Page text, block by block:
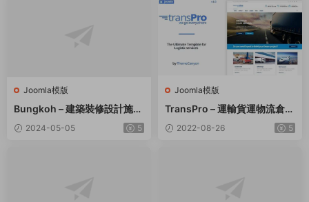
Joomla模版
Bungkoh – 建築裝修設計施工
網站Joomla模闆
2024-05-05 5
Joomla模版
TransPro – 運輸貨運物流倉儲
網站Joomla模闆
2022-08-26 5